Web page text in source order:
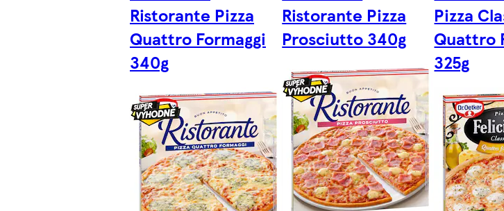
Ristorante Pizza
Quattro Formaggi
340g
Ristorante Pizza
Prosciutto 340g
Pizza
Quattro
325g